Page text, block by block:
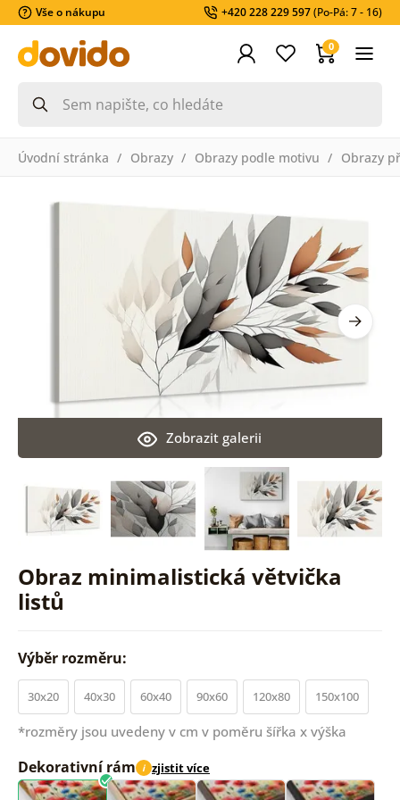
Vše o nákupu +420 228 229 597(Po-Pá: 7 - 16)
0
Úvodní stránka Obrazy Obrazy podle motivu Obrazy
Obraz minimalistická větvička
listů
Zobrazit galerii
Výběr rozměru:
30x20 40x30 60x40 90x60 120x80 150x100
*rozměry jsou uvedeny v cm v poměru šířka x výška
Dekorativní rám i zjistit více